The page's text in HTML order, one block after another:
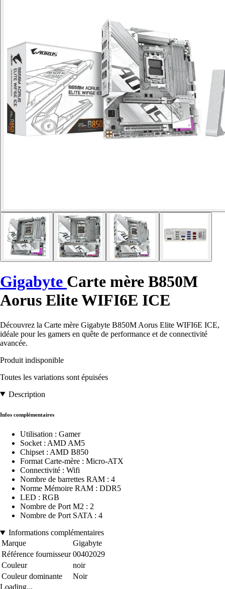
Gigabyte Carte mère B850M
Aorus Elite WIFI6E ICE
Découvrez la Carte mère Gigabyte B850M Aorus Elite WIFI6E ICE,
idéale pour les gamers en quête de performance et de connectivité
avancée.
Produit indisponible
Toutes les variations sont épuisées
Description
Infos complémentaires
Utilisation : Gamer
Socket : AMD AM5
Chipset : AMD B850
Format Carte-mère : Micro-ATX
Connectivité : Wifi
Nombre de barrettes RAM : 4
Norme Mémoire RAM : DDR5
LED : RGB
Nombre de Port M2 : 2
Nombre de Port SATA : 4
Informations complémentaires
Marque
Gigabyte
Référence fournisseur 00402029
Couleur
noir
Couleur dominante
Noir
Loading...